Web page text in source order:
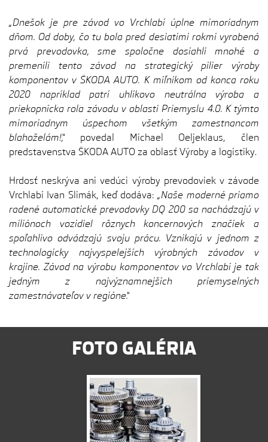
„Dnešok je pre závod vo Vrchlabí úplne mimoriadnym
dňom. Od doby, čo tu bola pred desiatimi rokmi vyrobená
prvá prevodovka, sme spoločne dosiahli mnohé a
premenili tento závod na strategický pilier výroby
komponentov v ŠKODA AUTO. K míľnikom od konca roku
2020 napríklad patrí uhlíkovo neutrálna výroba a
priekopnícka rola závodu v oblasti Priemyslu 4.0. K týmto
mimoriadnym úspechom všetkým zamestnancom
blahoželám!,“ povedal Michael Oeljeklaus, člen
predstavenstva ŠKODA AUTO za oblasť Výroby a logistiky.
Hrdosť neskrýva ani vedúci výroby prevodoviek v závode
Vrchlabí Ivan Slimák, keď dodáva:„Naše moderné priamo
radené automatické prevodovky DQ 200 sa nachádzajú v
miliónoch vozidiel rôznych koncernových značiek a
spoľahlivo odvádzajú svoju prácu. Vznikajú v jednom z
technologicky najvyspelejších výrobných závodov v
krajine. Závod na výrobu komponentov vo Vrchlabí je tak
jedným z najvýznamnejších priemyselných
zamestnávateľov v regióne.“
FOTO GALÉRIA